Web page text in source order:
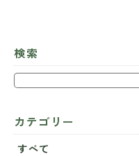
検索
カテゴリー
すべて